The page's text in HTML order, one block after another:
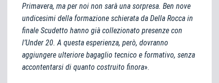
Primavera, ma per noi non sarà una sorpresa. Ben nove
undicesimi della formazione schierata da Della Rocca in
finale Scudetto hanno già collezionato presenze con
l’Under 20. A questa esperienza, però, dovranno
aggiungere ulteriore bagaglio tecnico e formativo, senza
accontentarsi di quanto costruito finora».